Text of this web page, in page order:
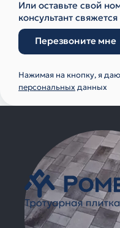
Или оставьте свой
консультант
Перезвоните мне
Нажимая на кнопку, я
персональныхданных